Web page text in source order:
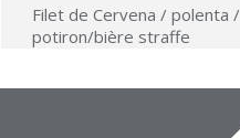
Filet de Cervena / polenta /
potiron/bière straffe